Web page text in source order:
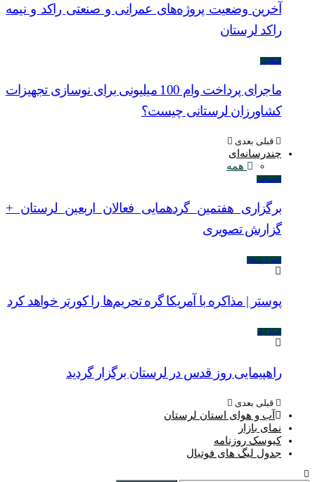
آخرین وضعیت پروژه‌های عمرانی و صنعتی راکد و نیمه
راکد لرستان
اسلایدر
ماجرای پرداخت وام 100 میلیونی برای نوسازی تجهیزات
کشاورزان لرستانی چیست؟
قبلی بعدی
چندرسانه‌ای
همه
اجتماعی
برگزاری هفتمین گردهمایی فعالان اربعین لرستان +
گزارش تصویری
امید لرستان
پوستر | مذاکره با آمریکا گره تحریم‌ها را کورتر خواهد کرد
خرم آباد
راهپیمایی روز قدس در لرستان برگزار گردید
قبلی بعدی
آب و هوای استان لرستان
نمای بازار
کیوسک روزنامه
جدول لیگ های فوتبال